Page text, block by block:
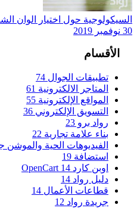
السيكولوجية حول اختيار الوان
30 نوفمبر 2019
الأقسام
تطبيقات الجوال 74
المتاجر الالكترونية 61
المواقع الإلكترونية 55
التسويق الإلكتروني 36
رواد برو 23
بناء علامة تجارية 22
الفيديوهات الحية والموشن
استضافة 19
اوبن كارد OpenCart 14
دليل رواد 14
قطاعات الأعمال 14
جريدة رواد 12